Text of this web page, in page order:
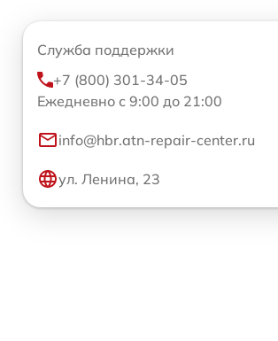
Служба поддержки
+7 (800) 301-34-05
Ежедневно с 9:00 до 21:00
info@hbr.atn-repair-center.ru
ул. Ленина, 23